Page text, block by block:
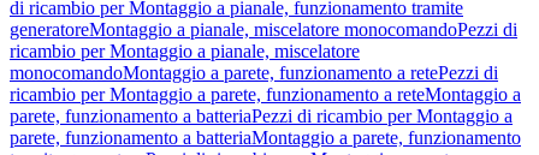
di ricambio per Montaggio a pianale, funzionamento tramite
generatoreMontaggio a pianale, miscelatore monocomandoPezzi di
ricambio per Montaggio a pianale, miscelatore
monocomandoMontaggio a parete, funzionamento a retePezzi di
ricambio per Montaggio a parete, funzionamento a reteMontaggio a
parete, funzionamento a batteriaPezzi di ricambio per Montaggio a
parete, funzionamento a batteriaMontaggio a parete, funzionamento